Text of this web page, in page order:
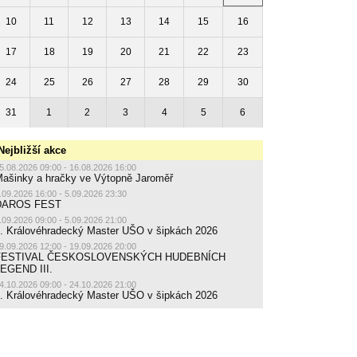
10 11 12 13 14 15 16
17 18 19 20 21 22 23
24 25 26 27 28 29 30
31 1 2 3 4 5 6
Nejbližší akce
09:00 - 16.08.2026 16:00
a hračky ve Výtopně Jaroměř
16:00 - 5.09.2026 23:30
FEST
09:00 - 5.09.2026 21:00
Královéhradecký Master UŠO v šipkách 2026
12:00 - 19.09.2026 20:00
ČESKOSLOVENSKÝCH HUDEBNÍCH
III.
09:00 - 24.10.2026 21:00
Královéhradecký Master UŠO v šipkách 2026